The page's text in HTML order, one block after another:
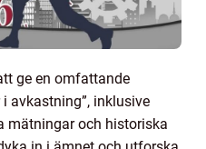
ge en omfattande
avkastning”, inklusive
mätningar och historiska